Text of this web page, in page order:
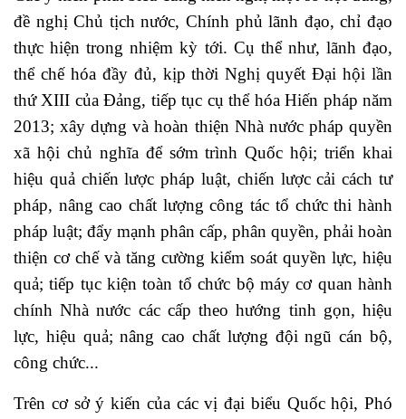
đề nghị Chủ tịch nước, Chính phủ lãnh đạo, chỉ đạo
thực hiện trong nhiệm kỳ tới. Cụ thể như, lãnh đạo,
thể chế hóa đầy đủ, kịp thời Nghị quyết Đại hội lần
thứ XIII của Đảng, tiếp tục cụ thể hóa Hiến pháp năm
2013; xây dựng và hoàn thiện Nhà nước pháp quyền
xã hội chủ nghĩa để sớm trình Quốc hội; triển khai
hiệu quả chiến lược pháp luật, chiến lược cải cách tư
pháp, nâng cao chất lượng công tác tổ chức thi hành
pháp luật; đẩy mạnh phân cấp, phân quyền, phải hoàn
thiện cơ chế và tăng cường kiểm soát quyền lực, hiệu
quả; tiếp tục kiện toàn tổ chức bộ máy cơ quan hành
chính Nhà nước các cấp theo hướng tinh gọn, hiệu
lực, hiệu quả; nâng cao chất lượng đội ngũ cán bộ,
công chức...
Trên cơ sở ý kiến của các vị đại biểu Quốc hội, Phó